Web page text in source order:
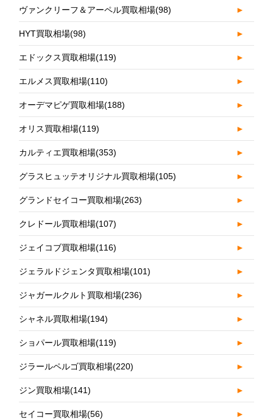
ヴァンクリーフ＆アーペル買取相場(98) ►
HYT買取相場(98) ►
エドックス買取相場(119) ►
エルメス買取相場(110) ►
オーデマピゲ買取相場(188) ►
オリス買取相場(119) ►
カルティエ買取相場(353) ►
グラスヒュッテオリジナル買取相場(105) ►
グランドセイコー買取相場(263) ►
クレドール買取相場(107) ►
ジェイコブ買取相場(116) ►
ジェラルドジェンタ買取相場(101) ►
ジャガールクルト買取相場(236) ►
シャネル買取相場(194) ►
ショパール買取相場(119) ►
ジラールペルゴ買取相場(220) ►
ジン買取相場(141) ►
セイコー買取相場(56) ►